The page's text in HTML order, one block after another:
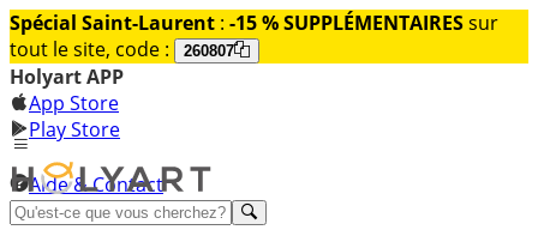
Spécial Saint-Laurent : -15 % SUPPLÉMENTAIRESsur
tout le site, code :
260807
Holyart APP
App Store
Play Store
Aide & Contact
Découvrez Premium